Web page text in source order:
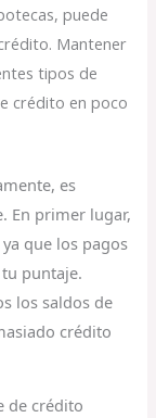
puede
Mantener
tipos de
crédito en poco
es
En primer lugar,
que los pagos
puntaje.
los saldos de
crédito
de crédito